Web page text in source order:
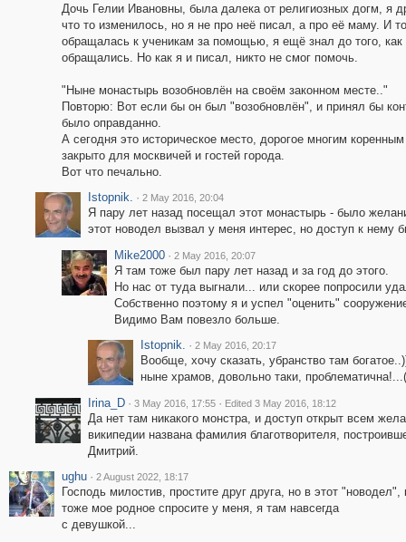
Дочь Гелии Ивановны, была далека от религиозных догм,
что то изменилось, но я не про неё писал, а про её маму. И
обращалась к ученикам за помощью, я ещё знал до того,
обращались. Но как я и писал, никто не смог помочь.
"Ныне монастырь возобновлён на своём законном месте.."
Повторю: Вот если бы он был "возобновлён", и принял бы
было оправданно.
А сегодня это историческое место, дорогое многим
закрыто для москвичей и гостей города.
Вот что печально.
Istopnik. · 2 May 2016, 20:04
Я пару лет назад посещал этот монастырь - было
этот новодел вызвал у меня интерес, но доступ к нему
Mike2000 · 2 May 2016, 20:07
Я там тоже был пару лет назад и за год до этого.
Но нас от туда выгнали... или скорее попросили
Собственно поэтому я и успел "оценить"
Видимо Вам повезло больше.
Istopnik. · 2 May 2016, 20:17
Вообще, хочу сказать, убранство там
ныне храмов, довольно таки,
Irina_D · 3 May 2016, 17:55 · Edited 3 May 2016, 18:12
Да нет там никакого монстра, и доступ открыт всем
википедии названа фамилия благотворителя,
Дмитрий.
ughu · 2 August 2022, 18:17
Господь милостив, простите друг друга, но в этот
тоже мое родное спросите у меня, я там навсегда
с девушкой...